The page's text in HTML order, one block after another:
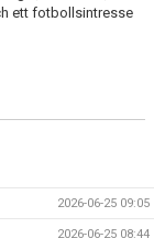
ett fotbollsintresse
2026-06-25 09:05
2026-06-25 08:44